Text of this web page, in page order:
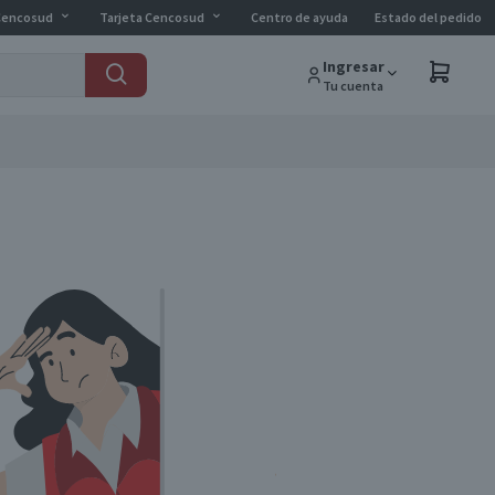
Tarjeta Cencosud Centro de ayuda Estado del pedido
Ingresar
Tu cuenta